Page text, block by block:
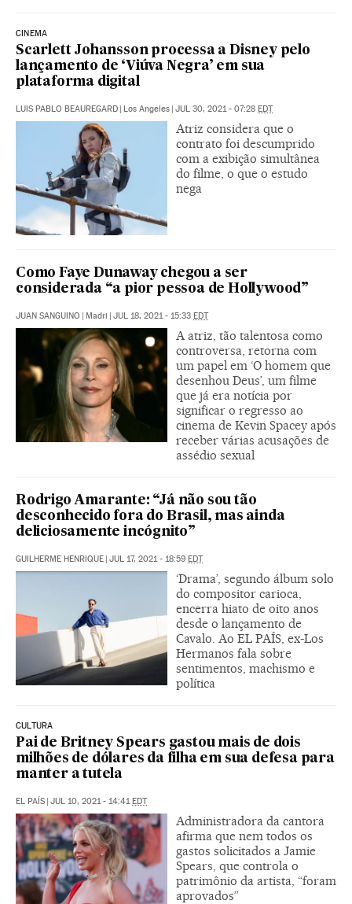
CINEMA
Scarlett Johansson processa a Disney pelo
lançamento de ‘Viúva Negra’ em sua
plataforma digital
LUIS PABLO BEAUREGARD Los Angeles JUL 30, 2021 - 07:28 EDT
Atriz considera que o
contrato foi descumprido
com a exibição simultânea
do filme, o que o estudo
nega
Como Faye Dunaway chegou a ser
considerada “a pior pessoa de Hollywood”
JUAN SANGUINO Madri JUL 18, 2021 - 15:33 EDT
A atriz, tão talentosa como
controversa, retorna com
um papel em ‘O homem que
desenhou Deus’, um filme
que já era notícia por
significar o regresso ao
cinema de Kevin Spacey após
receber várias acusações de
assédio sexual
Rodrigo Amarante: “Já não sou tão
desconhecido fora do Brasil, mas ainda
deliciosamente incógnito”
GUILHERME HENRIQUE JUL 17, 2021 - 18:59 EDT
‘Drama’, segundo álbum solo
do compositor carioca,
encerra hiato de oito anos
desde o lançamento de
Cavalo. Ao EL PAÍS, ex-Los
Hermanos fala sobre
sentimentos, machismo e
política
CULTURA
Pai de Britney Spears gastou mais de dois
milhões de dólares da filha em sua defesa para
manter a tutela
EL PAÍS JUL 10, 2021 - 14:41 EDT
Administradora da cantora
afirma que nem todos os
gastos solicitados a Jamie
Spears, que controla o
patrimônio da artista, “foram
aprovados”